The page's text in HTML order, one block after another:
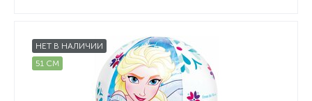
НЕТ В НАЛИЧИИ
51 СМ